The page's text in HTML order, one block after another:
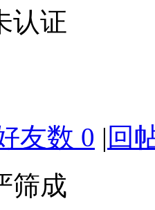
认证
友数 0 | 回
筛成